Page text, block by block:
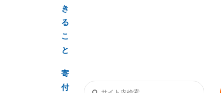
き
る
こ
と
寄
付